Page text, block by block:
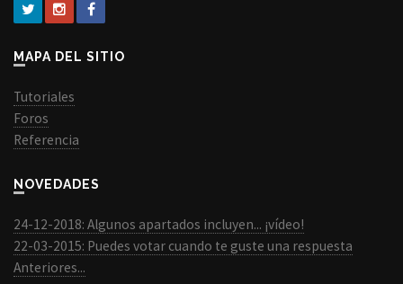
MAPA DEL SITIO
Tutoriales
Foros
Referencia
NOVEDADES
24-12-2018: Algunos apartados incluyen... ¡vídeo!
22-03-2015: Puedes votar cuando te guste una respuesta
Anteriores...